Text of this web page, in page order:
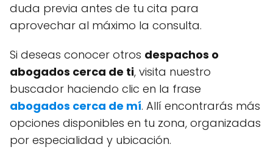
duda previa antes de tu cita para
aprovechar al máximo la consulta.
Si deseas conocer otros despachos o
abogados cerca de ti, visita nuestro
buscador haciendo clic en la frase
abogados cerca de mí. Allí encontrarás más
opciones disponibles en tu zona, organizadas
por especialidad y ubicación.